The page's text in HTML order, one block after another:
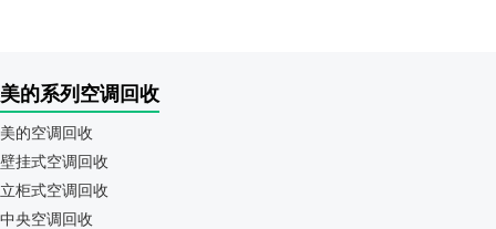
美的系列空调回收
美的空调回收
壁挂式空调回收
立柜式空调回收
中央空调回收